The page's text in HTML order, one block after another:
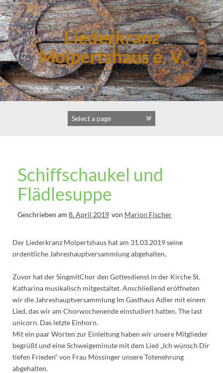
Zum
Inhalt
springen
Liederkranz
Molpertshaus e. V.
Schiffschaukel und
Flädlesuppe
Geschrieben am 8. April 2019 von Marion Fischer
Der Liederkranz Molpertshaus hat am 31.03.2019 seine
ordentliche Jahreshauptversammlung abgehalten.
Zuvor hat der SingmitChor den Gottesdienst in der Kirche St.
Katharina musikalisch mitgestaltet. Anschließend eröffneten
wir die Jahreshauptversammlung Im Gasthaus Adler mit einem
Lied, das wir am Chorwochenende einstudiert hatten. The last
unicorn. Das letzte Einhorn.
Mit ein paar Worten zur Einleitung haben wir unsere Mitglieder
begrüßt und eine Schweigeminute mit dem Lied „Ich wünsch Dir
tiefen Frieden“ von Frau Mössinger unsere Totenehrung
abgehalten.